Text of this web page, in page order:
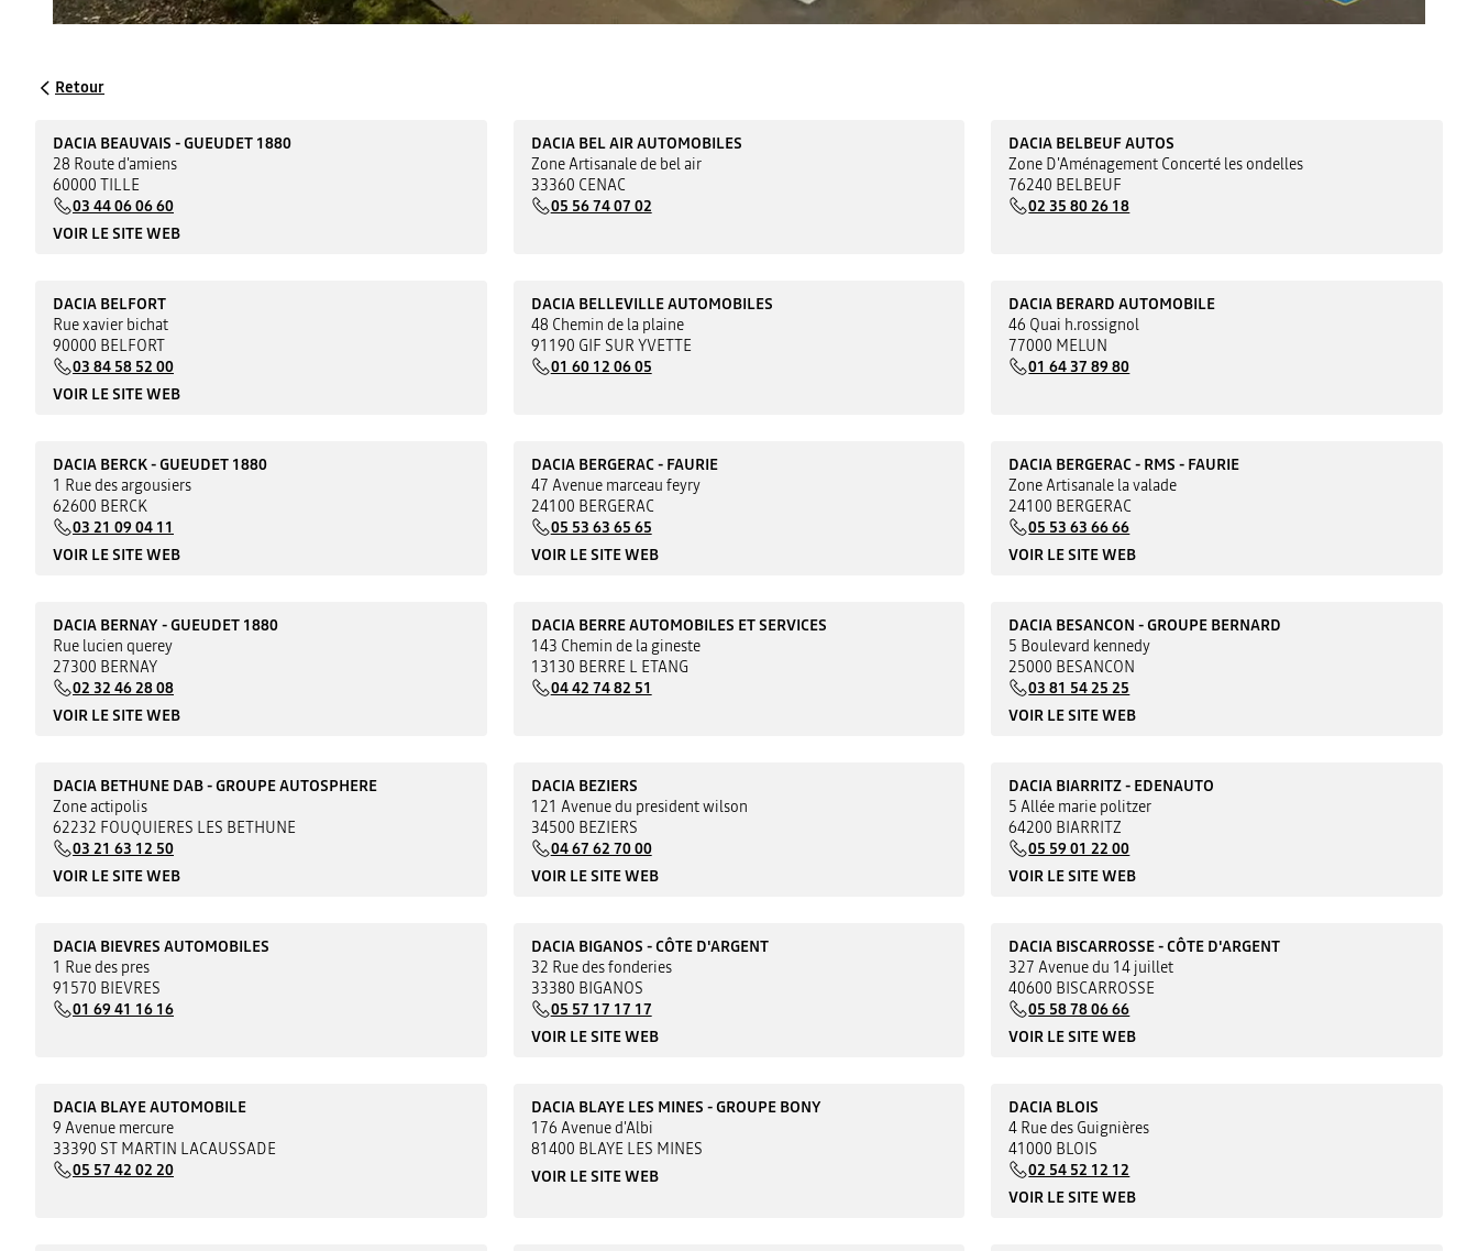
Retour
DACIA BEAUVAIS - GUEUDET 1880
28 Route d'amiens
60000 TILLE
03 44 06 06 60
VOIR LE SITE WEB
DACIA BEL AIR AUTOMOBILES
Zone Artisanale de bel air
33360 CENAC
05 56 74 07 02
DACIA BELBEUF AUTOS
Zone D'Aménagement Concerté les ondelles
76240 BELBEUF
02 35 80 26 18
DACIA BELFORT
Rue xavier bichat
90000 BELFORT
03 84 58 52 00
VOIR LE SITE WEB
DACIA BELLEVILLE AUTOMOBILES
48 Chemin de la plaine
91190 GIF SUR YVETTE
01 60 12 06 05
DACIA BERARD AUTOMOBILE
46 Quai h.rossignol
77000 MELUN
01 64 37 89 80
DACIA BERCK - GUEUDET 1880
1 Rue des argousiers
62600 BERCK
03 21 09 04 11
VOIR LE SITE WEB
DACIA BERGERAC - FAURIE
47 Avenue marceau feyry
24100 BERGERAC
05 53 63 65 65
VOIR LE SITE WEB
DACIA BERGERAC - RMS - FAURIE
Zone Artisanale la valade
24100 BERGERAC
05 53 63 66 66
VOIR LE SITE WEB
DACIA BERNAY - GUEUDET 1880
Rue lucien querey
27300 BERNAY
02 32 46 28 08
VOIR LE SITE WEB
DACIA BERRE AUTOMOBILES ET SERVICES
143 Chemin de la gineste
13130 BERRE L ETANG
04 42 74 82 51
DACIA BESANCON - GROUPE BERNARD
5 Boulevard kennedy
25000 BESANCON
03 81 54 25 25
VOIR LE SITE WEB
DACIA BETHUNE DAB - GROUPE AUTOSPHERE
Zone actipolis
62232 FOUQUIERES LES BETHUNE
03 21 63 12 50
VOIR LE SITE WEB
DACIA BEZIERS
121 Avenue du president wilson
34500 BEZIERS
04 67 62 70 00
VOIR LE SITE WEB
DACIA BIARRITZ - EDENAUTO
5 Allée marie politzer
64200 BIARRITZ
05 59 01 22 00
VOIR LE SITE WEB
DACIA BIEVRES AUTOMOBILES
1 Rue des pres
91570 BIEVRES
01 69 41 16 16
DACIA BIGANOS - CÔTE D'ARGENT
32 Rue des fonderies
33380 BIGANOS
05 57 17 17 17
VOIR LE SITE WEB
DACIA BISCARROSSE - CÔTE D'ARGENT
327 Avenue du 14 juillet
40600 BISCARROSSE
05 58 78 06 66
VOIR LE SITE WEB
DACIA BLAYE AUTOMOBILE
9 Avenue mercure
33390 ST MARTIN LACAUSSADE
05 57 42 02 20
DACIA BLAYE LES MINES - GROUPE BONY
176 Avenue d'Albi
81400 BLAYE LES MINES
VOIR LE SITE WEB
DACIA BLOIS
4 Rue des Guignières
41000 BLOIS
02 54 52 12 12
VOIR LE SITE WEB